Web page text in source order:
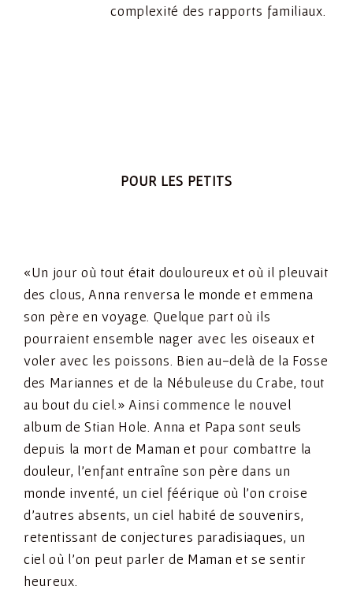
complexité des rapports familiaux.
POUR LES PETITS
«Un jour où tout était douloureux et où il pleuvait
des clous, Anna renversa le monde et emmena
son père en voyage. Quelque part où ils
pourraient ensemble nager avec les oiseaux et
voler avec les poissons. Bien au-delà de la Fosse
des Mariannes et de la Nébuleuse du Crabe, tout
au bout du ciel.» Ainsi commence le nouvel
album de Stian Hole. Anna et Papa sont seuls
depuis la mort de Maman et pour combattre la
douleur, l’enfant entraîne son père dans un
monde inventé, un ciel féérique où l’on croise
d’autres absents, un ciel habité de souvenirs,
retentissant de conjectures paradisiaques, un
ciel où l’on peut parler de Maman et se sentir
heureux.